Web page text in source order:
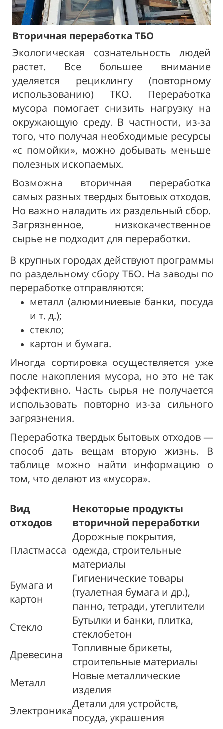
Вторичная переработка ТБО
Экологическая сознательность людей
растет. Все большее внимание
уделяется рециклингу (повторному
использованию) ТКО. Переработка
мусора помогает снизить нагрузку на
окружающую среду. В частности, из-за
того, что получая необходимые ресурсы
«с помойки», можно добывать меньше
полезных ископаемых.
Возможна вторичная переработка
самых разных твердых бытовых отходов.
Но важно наладить их раздельный сбор.
Загрязненное, низкокачественное
сырье не подходит для переработки.
В крупных городах действуют программы
по раздельному сбору ТБО. На заводы по
переработке отправляются:
металл (алюминиевые банки, посуда
и т. д.);
стекло;
картон и бумага.
Иногда сортировка осуществляется уже
после накопления мусора, но это не так
эффективно. Часть сырья не получается
использовать повторно из-за сильного
загрязнения.
Переработка твердых бытовых отходов —
способ дать вещам вторую жизнь. В
таблице можно найти информацию о
том, что делают из «мусора».
Вид
отходов
Некоторые продукты
вторичной переработки
Пластмасса
Дорожные покрытия,
одежда, строительные
материалы
Бумага и
картон
Гигиенические товары
(туалетная бумага и др.),
панно, тетради, утеплители
Стекло
Бутылки и банки, плитка,
стеклобетон
Древесина
Топливные брикеты,
строительные материалы
Металл
Новые металлические
изделия
Электроника
Детали для устройств,
посуда, украшения